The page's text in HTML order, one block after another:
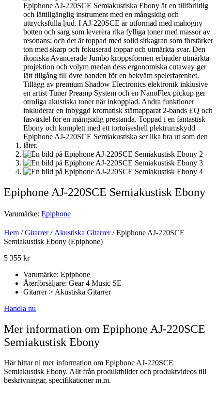
Epiphone AJ-220SCE Semiakustisk Ebony
Varumärke: Epiphone
Hem /Gitarrer/ Akustiska Gitarrer/ Epiphone AJ-220SCE
Semiakustisk Ebony (Epiphone)
5 355 kr
Varumärke: Epiphone
Återförsäljare: Gear 4 Music SE
Gitarrer > Akustiska Gitarrer
Handla nu
Mer information om Epiphone AJ-220SCE
Semiakustisk Ebony
Här hittar ni mer information om Epiphone AJ-220SCE
Semiakustisk Ebony. Allt från produktbilder och produktvideos till
beskrivningar, specifikationer m.m.